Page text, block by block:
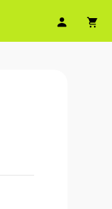
Ícono